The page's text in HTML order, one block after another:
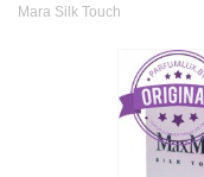
Mara Silk Touch